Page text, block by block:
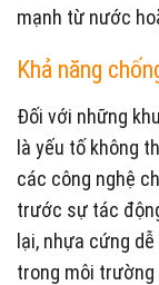
mạnh từ nước
Khả năng
Đối với những
là yếu tố không
các công nghệ
trước sự tác
lại, nhựa cứng
trong môi trường